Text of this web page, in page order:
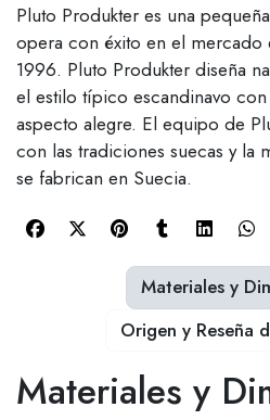
Pluto Produkter es una
opera con éxito en el mercado
1996. Pluto Produkter diseña
el estilo típico escandinavo
aspecto alegre. El equipo de
con las tradiciones suecas y la
se fabrican en Suecia.
Materiales y
Materiales y
Origen y Reseña